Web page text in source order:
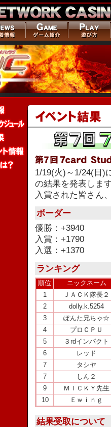
1/19(火)～1/24(日)
の結果を発表しま
入賞された皆さん
ボーダー
優勝：+3940
入賞：+1790
入選：+1370
ランキング
順位
ニックネーム
1
ＪＡＣＫ隊長２
2
dolly.k.5254
3
ぽんた兄ちゃ☆
4
プロＣＰＵ
5
３rdインパクト
6
レッド
7
タシヤ
7
しん２
9
ＭＩＣＫＹ先生
10
Ｅｗｉｎｇ
結果受取について